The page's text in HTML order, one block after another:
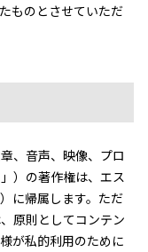
ものとさせていただ
、音声、映像、プロ
）の著作権は、エス
に帰属します。ただ
原則としてコンテン
が私的利用のために